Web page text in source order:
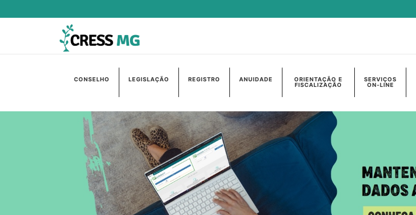
CONSELHO LEGISLAÇÃO REGISTRO ANUIDADE ORIENTAÇÃO E
FISCALIZAÇÃO
SERVIÇOS
ON-LINE